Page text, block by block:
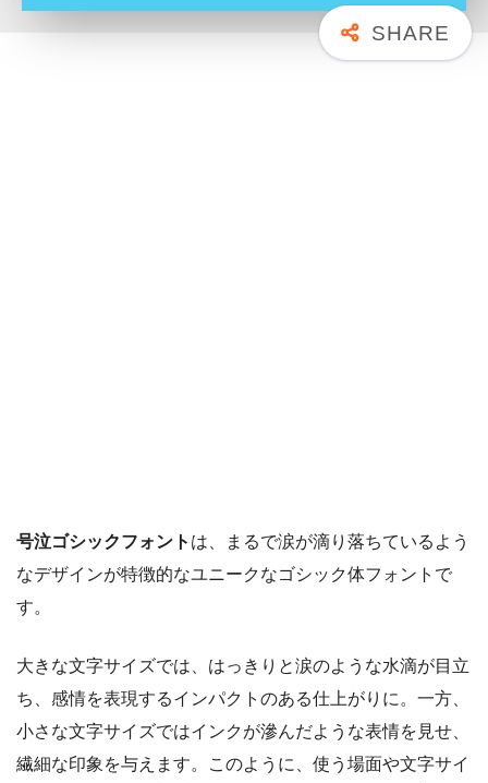
号泣ゴシックフォント は、まるで涙が滴り落ちているよう
なデザインが特徴的なユニークなゴシック体フォントで
す。
大きな文字サイズでは、はっきりと涙のような水滴が目立
ち、感情を表現するインパクトのある仕上がりに。一方、
小さな文字サイズではインクが滲んだような表情を見せ、
繊細な印象を与えます。このように、使う場面や文字サイ